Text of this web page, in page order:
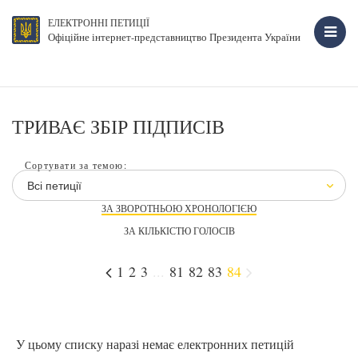
ЕЛЕКТРОННІ ПЕТИЦІЇ
Офіційне інтернет-представництво Президента України
ТРИВАЄ ЗБІР ПІДПИСІВ
Сортувати за темою:
Всі петиції
ЗА ЗВОРОТНЬОЮ ХРОНОЛОГІЄЮ
ЗА КІЛЬКІСТЮ ГОЛОСІВ
1 2 3 81 82 83 84
У цьому списку наразі немає електронних петицій